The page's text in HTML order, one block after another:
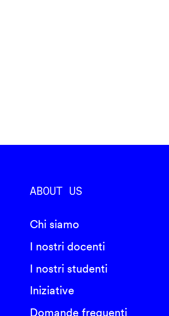
ABOUT US
Chi siamo
I nostri docenti
I nostri studenti
Iniziative
Domande frequenti